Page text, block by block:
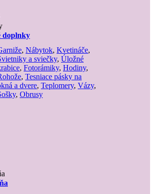
doplnky
, Nábytok, Kvetináče,
a sviečky, Úložné
, Fotorámiky, Hodiny,
, Tesniace pásky na
a dvere, Teplomery, Vázy,
, Obrusy